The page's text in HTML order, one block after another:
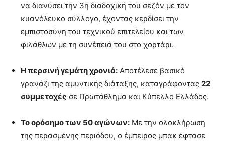
να διανύσει την 3η διαδοχική του σεζόν με τον
κυανόλευκο σύλλογο, έχοντας κερδίσει την
εμπιστοσύνη του τεχνικού επιτελείου και των
φιλάθλων με τη συνέπειά του στο χορτάρι.
Η περσινή γεμάτη χρονιά: Αποτέλεσε βασικό
γρανάζι της αμυντικής διάταξης, καταγράφοντας 22
συμμετοχές σε Πρωτάθλημα και Κύπελλο Ελλάδος.
Το ορόσημο των 50 αγώνων: Με την ολοκλήρωση
της περασμένης περιόδου, ο έμπειρος μπακ έφτασε